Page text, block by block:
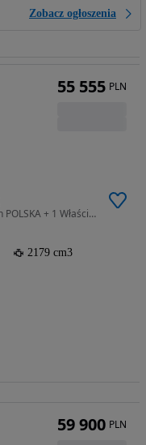
Zobacz ogłoszenia
2179 cm3 • 140 KM • FURGON L3 H2 + Salon POLSKA + 1 Właściciel + Klima + Parktronik + LEDy
2179 cm3
55 555 PLN
59 900 PLN